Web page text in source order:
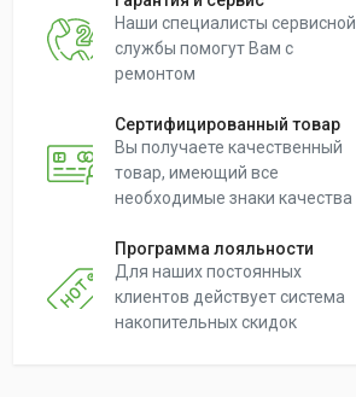
Наши специалисты сервисной
службы помогут Вам с
ремонтом
Сертифицированный товар
Вы получаете качественный
товар, имеющий все
необходимые знаки качества
Программа лояльности
Для наших постоянных
клиентов действует система
накопительных скидок